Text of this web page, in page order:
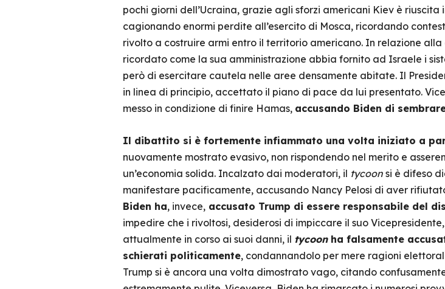
pochi giorni dell’Ucraina, grazie agli sforzi americani Kiev è riuscita
cagionando enormi perdite all’esercito di Mosca, ricordando
rivolto a costruire armi entro il territorio americano. In relazione alla
ricordato come la sua amministrazione abbia fornito ad Israele i
però di esercitare cautela nelle aree densamente abitate. Il
in linea di principio, accettato il piano di pace da lui presentato.
messo in condizione di finire Hamas, accusando Biden di
Il dibattito si è fortemente infiammato una volta iniziato a
nuovamente mostrato evasivo, non rispondendo nel merito e
un’economia solida. Incalzato dai moderatori, il tycoon si è difeso
manifestare pacificamente, accusando Nancy Pelosi di aver
Biden ha, invece,accusato Trump di essere responsabile del
impedire che i rivoltosi, desiderosi di impiccare il suo
attualmente in corso ai suoi danni, il tycoonha falsamente
schierati politicamente, condannandolo per mere ragioni
Trump si è ancora una volta dimostrato vago, citando